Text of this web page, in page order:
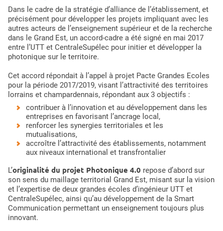
Dans le cadre de la stratégie d’alliance de l’établissement, et
précisément pour développer les projets impliquant avec les
autres acteurs de l’enseignement supérieur et de la recherche
dans le Grand Est, un accord-cadre a été signé en mai 2017
entre l’UTT et CentraleSupélec pour initier et développer la
photonique sur le territoire.
Cet accord répondait à l’appel à projet Pacte Grandes Ecoles
pour la période 2017/2019, visant l’attractivité des territoires
lorrains et champardennais, répondant aux 3 objectifs :
contribuer à l’innovation et au développement dans les
entreprises en favorisant l’ancrage local,
renforcer les synergies territoriales et les
mutualisations,
accroître l’attractivité des établissements, notamment
aux niveaux international et transfrontalier
L’originalité du projet Photonique 4.0 repose d’abord sur
son sens du maillage territorial Grand Est, misant sur la vision
et l’expertise de deux grandes écoles d’ingénieur UTT et
CentraleSupélec, ainsi qu’au développement de la Smart
Communication permettant un enseignement toujours plus
innovant.